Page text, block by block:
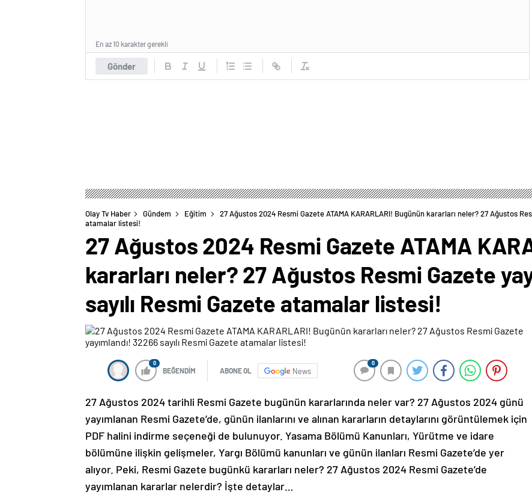
Gönder
En az 10 karakter gerekli
Olay Tv Haber Gündem Eğitim
27 Ağustos 2024 Resmi Gazete ATAMA KARARLARI! Bugünün kararları neler? 27 Ağustos
atamalar listesi!
27 Ağustos 2024 Resmi Gazete ATAMA
kararları neler? 27 Ağustos Resmi Gazete
sayılı Resmi Gazete atamalar listesi!
0
BEĞENDİM ABONE OL News
0
27 Ağustos 2024 tarihli Resmi Gazete bugünün kararlarında neler var? 27 Ağustos 2024 günü
yayımlanan Resmi Gazete’de, günün ilanlarını ve alınan kararların detaylarını görüntülemek için
PDF halini indirme seçeneği de bulunuyor. Yasama Bölümü Kanunları, Yürütme ve idare
bölümüne ilişkin gelişmeler, Yargı Bölümü kanunları ve günün ilanları Resmi Gazete’de yer
alıyor. Peki, Resmi Gazete bugünkü kararları neler? 27 Ağustos 2024 Resmi Gazete’de
yayımlanan kararlar nelerdir? İşte detaylar…